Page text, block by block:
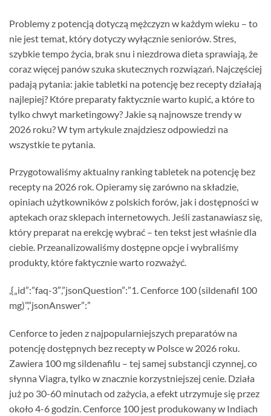
Problemy z potencją dotyczą mężczyzn w każdym wieku – to
nie jest temat, który dotyczy wyłącznie seniorów. Stres,
szybkie tempo życia, brak snu i niezdrowa dieta sprawiają, że
coraz więcej panów szuka skutecznych rozwiązań. Najczęściej
padają pytania: jakie tabletki na potencję bez recepty działają
najlepiej? Które preparaty faktycznie warto kupić, a które to
tylko chwyt marketingowy? Jakie są najnowsze trendy w
2026 roku? W tym artykule znajdziesz odpowiedzi na
wszystkie te pytania.
Przygotowaliśmy aktualny ranking tabletek na potencję bez
recepty na 2026 rok. Opieramy się zarówno na składzie,
opiniach użytkowników z polskich forów, jak i dostępności w
aptekach oraz sklepach internetowych. Jeśli zastanawiasz się,
który preparat na erekcję wybrać – ten tekst jest właśnie dla
ciebie. Przeanalizowaliśmy dostępne opcje i wybraliśmy
produkty, które faktycznie warto rozważyć.
,{„id”:”faq-3″,”jsonQuestion”:”1. Cenforce 100 (sildenafil 100
mg)”,”jsonAnswer”:”
Cenforce to jeden z najpopularniejszych preparatów na
potencję dostępnych bez recepty w Polsce w 2026 roku.
Zawiera 100 mg sildenafilu – tej samej substancji czynnej, co
słynna Viagra, tylko w znacznie korzystniejszej cenie. Działa
już po 30-60 minutach od zażycia, a efekt utrzymuje się przez
około 4-6 godzin. Cenforce 100 jest produkowany w Indiach